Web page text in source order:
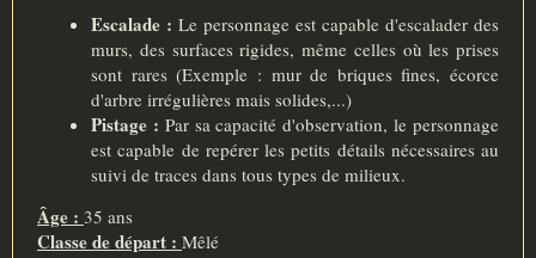
Escalade : Le personnage est capable d'escalader des
murs, des surfaces rigides, même celles où les prises
sont rares (Exemple : mur de briques fines, écorce
d'arbre irrégulières mais solides,...)
Pistage : Par sa capacité d'observation, le personnage
est capable de repérer les petits détails nécessaires au
suivi de traces dans tous types de milieux.
Âge : 35 ans
Classe de départ : Mêlé